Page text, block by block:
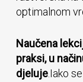
optimalnom
Naučena
praksi, u
djeluje.Iako